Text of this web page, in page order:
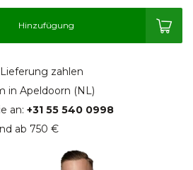
Hinzufügung
zahlen
in Apeldoorn (NL)
an: +31 55 540 0998
ab 750 €